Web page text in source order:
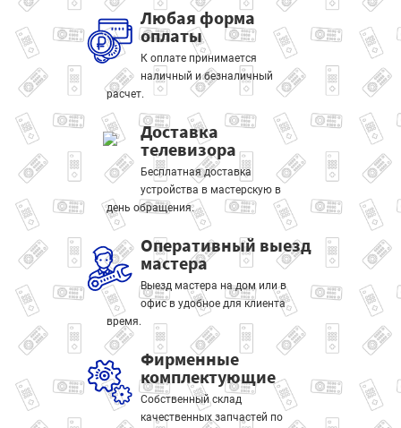
Любая форма
оплаты
К оплате принимается
наличный и безналичный
расчет.
Доставка
телевизора
Бесплатная доставка
устройства в мастерскую в
день обращения.
Оперативный выезд
мастера
Выезд мастера на дом или в
офис в удобное для клиента
время.
Фирменные
комплектующие
Собственный склад
качественных запчастей по